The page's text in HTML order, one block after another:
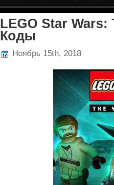
LEGO Star
Коды
Ноябрь 15th, 2018